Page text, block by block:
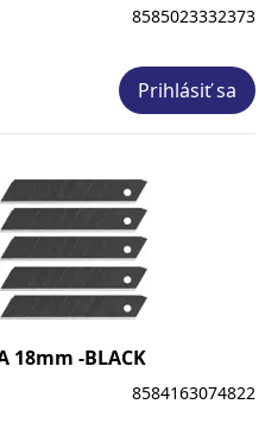
8585023332373
Prihlásiť sa
18mm -BLACK
8584163074822